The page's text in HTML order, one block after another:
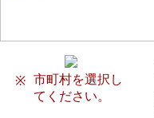
※
市町村を選択し
てください。